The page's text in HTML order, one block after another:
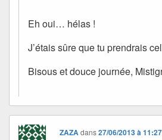
Eh oui… hélas !
J’étais sûre que tu prendrais
Bisous et douce journée,
ZAZAdans27/06/2013 à 11:27